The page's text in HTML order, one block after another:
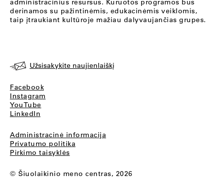
administracinius resursus. Kuruotos programos bus
derinamos su pažintinėmis, edukacinėmis veiklomis,
taip įtraukiant kultūroje mažiau dalyvaujančias grupes.
Užsisakykite naujienlaiškį
Facebook
Instagram
YouTube
LinkedIn
Administracinė informacija
Privatumo politika
Pirkimo taisyklės
© Šiuolaikinio meno centras, 2026